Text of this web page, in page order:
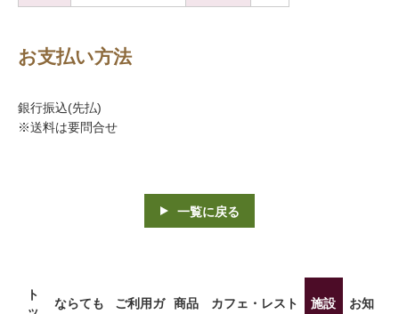
お支払い方法
銀行振込(先払)
※送料は要問合せ
一覧に戻る
ト
ならても
ご利用ガ
商品
カフェ・レスト
施設
お知